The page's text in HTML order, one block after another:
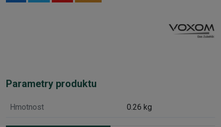
Parametry produktu
Hmotnost 0.26 kg